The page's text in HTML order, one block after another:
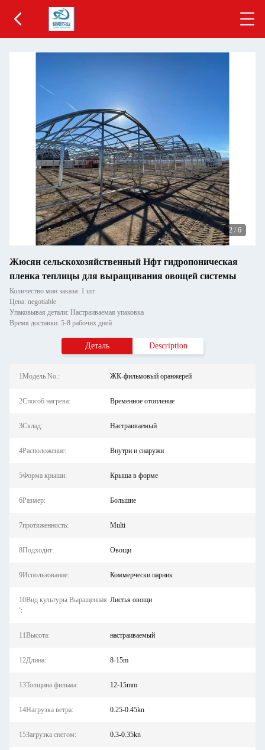
2 / 6
Жюсян сельскохозяйственный Нфт гидропоническая
пленка теплицы для выращивания овощей системы
Количество мин заказа: 1 шт.
Цена: negotiable
Упаковывая детали: Настраиваемая упаковка
Время доставки: 5-8 рабочих дней
Деталь Description
1Модель No.: ЖК-фильмовый оранжерей
2Способ нагрева: Временное отопление
3Склад: Настраиваемый
4Расположение: Внутри и снаружи
5Форма крыши: Крыша в форме
6Размер: Большие
7протяженность: Multi
8Подходит: Овощи
9Использование: Коммерчески парник
10Вид культуры Выращенная
′:
Листья овощи
11Высота: настраиваемый
12Длина: 8-15m
13Толщина фильма: 12-15mm
14Нагрузка ветра: 0.25-0.45kn
15Загрузка снегом: 0.3-0.35kn